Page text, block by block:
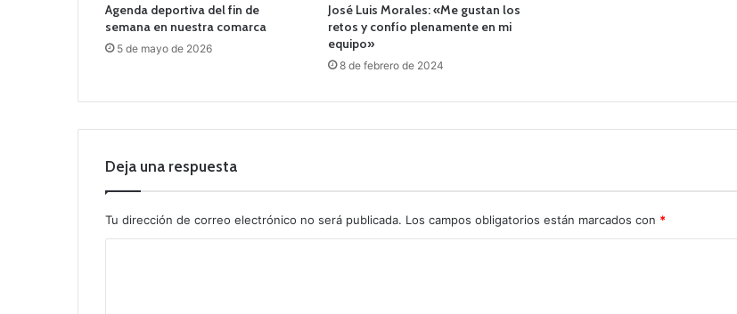
Agenda deportiva del fin de
semana en nuestra comarca
5 de mayo de 2026
José Luis Morales: «Me gustan los
retos y confío plenamente en mi
equipo»
8 de febrero de 2024
Deja una respuesta
Tu dirección de correo electrónico no será publicada. Los campos obligatorios están marcados con *